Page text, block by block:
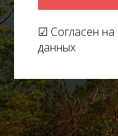
☑ Согласен
данных